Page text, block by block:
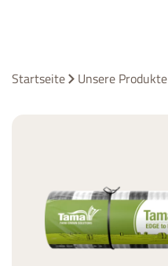
Startseite Unsere Produkte